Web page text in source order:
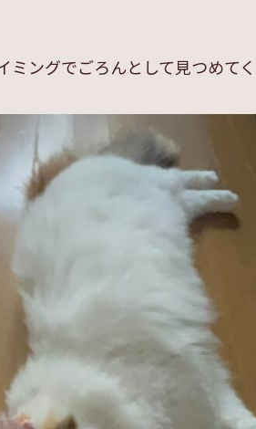
ミングでごろんとして見つめて